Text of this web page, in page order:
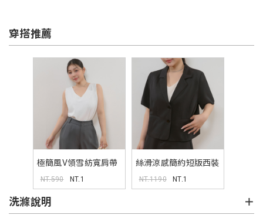
穿搭推薦
極簡風V領雪紡寬肩帶
背心 MISS
NT.590 NT.1
絲滑涼感簡約短版西裝
外套 MISS
NT.1190 NT.1
洗滌說明